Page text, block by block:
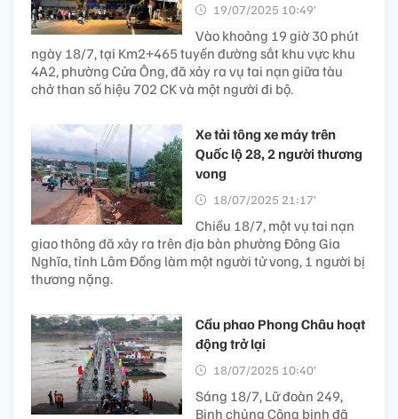
19/07/2025 10:49’
Vào khoảng 19 giờ 30 phút
ngày 18/7, tại Km2+465 tuyến đường sắt khu vực khu
4A2, phường Cửa Ông, đã xảy ra vụ tai nạn giữa tàu
chở than số hiệu 702 CK và một người đi bộ.
Xe tải tông xe máy trên
Quốc lộ 28, 2 người thương
vong
18/07/2025 21:17’
Chiều 18/7, một vụ tai nạn
giao thông đã xảy ra trên địa bàn phường Đông Gia
Nghĩa, tỉnh Lâm Đồng làm một người tử vong, 1 người bị
thương nặng.
Cầu phao Phong Châu hoạt
động trở lại
18/07/2025 10:40’
Sáng 18/7, Lữ đoàn 249,
Binh chủng Công binh đã